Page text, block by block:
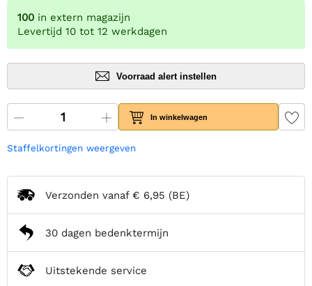
100 in extern magazijn
Levertijd 10 tot 12 werkdagen
Voorraad alert instellen
In winkelwagen
Staffelkortingen weergeven
Verzonden vanaf € 6,95 (BE)
30 dagen bedenktermijn
Uitstekende service